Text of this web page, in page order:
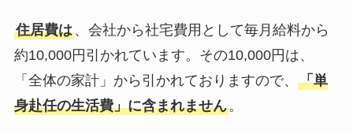
住居費は、会社から社宅費用として毎月給料から
約10,000円引かれています。その10,000円は、
「全体の家計」から引かれておりますので、 「単
身赴任の生活費」に含まれません。